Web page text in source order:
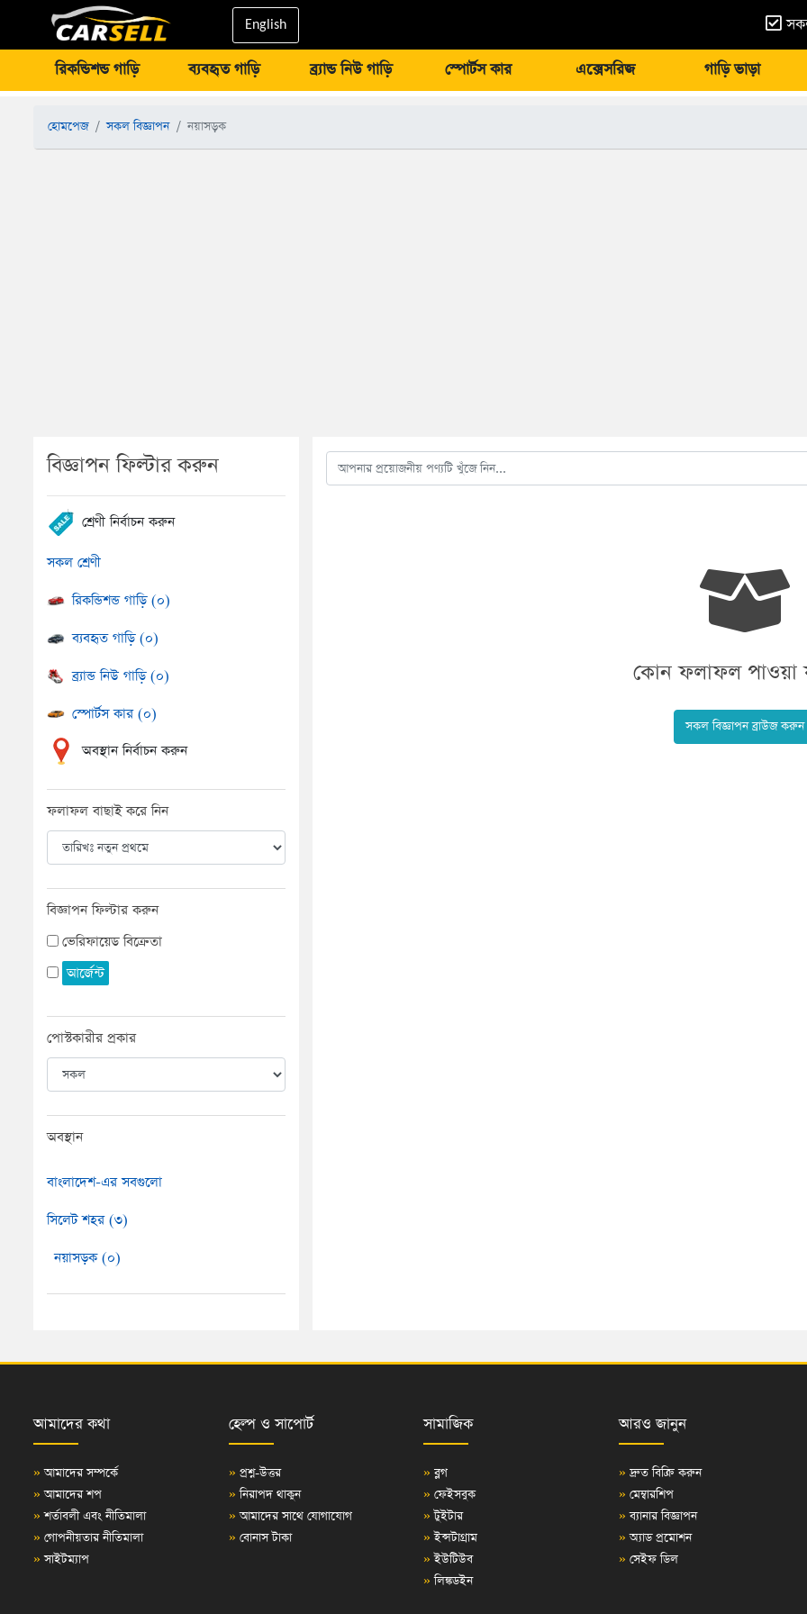
English
রিকন্ডিশন্ড গাড়ি ব্যবহৃত গাড়ি ব্র্যান্ড নিউ গাড়ি স্পোর্টস কার এক্সেসরিজ গাড়ি ভাড়া
হোমপেজ সকল বিজ্ঞাপন নয়াসড়ক
বিজ্ঞাপন ফিল্টার করুন
শ্রেণী নির্বাচন করুন
সকল শ্রেণী
রিকন্ডিশন্ড গাড়ি (০)
ব্যবহৃত গাড়ি (০)
ব্র্যান্ড নিউ গাড়ি (০)
স্পোর্টস কার (০)
অবস্থান নির্বাচন করুন
ফলাফল বাছাই করে নিন
বিজ্ঞাপন ফিল্টার করুন
ভেরিফায়েড বিক্রেতা
আর্জেন্ট
পোস্টকারীর প্রকার
অবস্থান
বাংলাদেশ-এর সবগুলো
সিলেট শহর (৩)
নয়াসড়ক (০)
কোন ফলাফল পাওয়া
সকল বিজ্ঞাপন ব্রাউজ করুন
আমাদের কথা
» আমাদের সম্পর্কে
» আমাদের শপ
» শর্তাবলী এবং নীতিমালা
» গোপনীয়তার নীতিমালা
» সাইটম্যাপ
হেল্প ও সাপোর্ট
» প্রশ্ন-উত্তর
» নিরাপদ থাকুন
» আমাদের সাথে যোগাযোগ
» বোনাস টাকা
সামাজিক
» ব্লগ
» ফেইসবুক
» টুইটার
» ইন্সটাগ্রাম
» ইউটিউব
» লিঙ্কডইন
আরও জানুন
» দ্রুত বিক্রি করুন
» মেম্বারশিপ
» ব্যানার বিজ্ঞাপন
» অ্যাড প্রমোশন
» সেইফ ডিল